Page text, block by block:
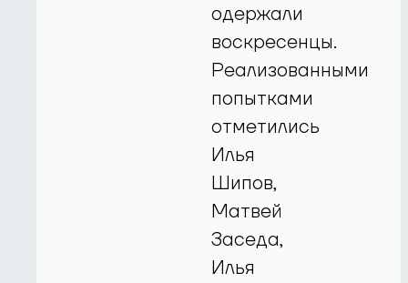
одержали
воскресенцы.
Реализованными
попытками
отметились
Илья
Шипов,
Матвей
Заседа,
Илья